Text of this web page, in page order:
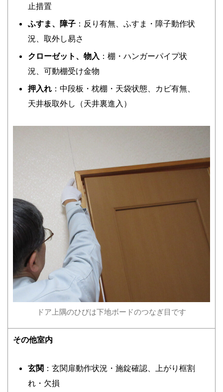
止措置
ふすま、障子 ：反り有無、ふすま・障子動作状
況、取外し易さ
クローゼット、物入 ：棚・ハンガーパイプ状
況、可動棚受け金物
押入れ ：中段板・枕棚・天袋状態、カビ有無、
天井板取外し（天井裏進入）
ドア上隅のひびは下地ボードのつなぎ目です
その他室内
玄関 ：玄関扉動作状況・施錠確認、上がり框割
れ・欠損